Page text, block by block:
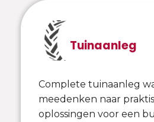
Tuinaanleg
Complete tuinaanleg
meedenken naar
oplossingen voor een